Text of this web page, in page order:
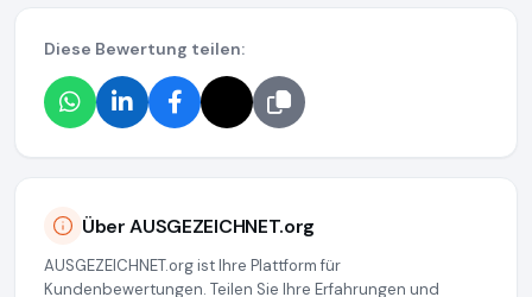
Diese Bewertung teilen:
Über AUSGEZEICHNET.org
AUSGEZEICHNET.org ist Ihre Plattform für
Kundenbewertungen. Teilen Sie Ihre Erfahrungen und